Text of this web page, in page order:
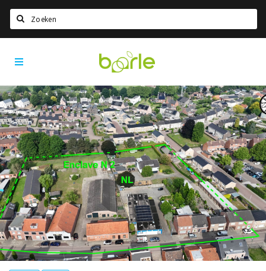
Home
Informatie
Over Baarle
Geschiedenis
Visit Baarle Shop
Enclavebon
Nieuws
Agenda
Deals
Visit
Baarle